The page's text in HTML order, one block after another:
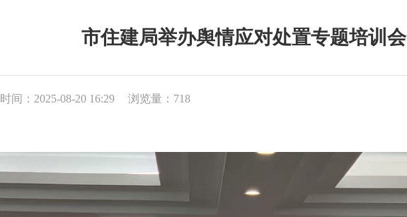
市住建局举办舆情应对处置专题培训会
时间：2025-08-20 16:29 浏览量：718